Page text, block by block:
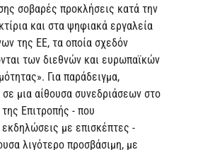
σοβαρές προκλήσεις κατά την
και στα ψηφιακά εργαλεία
της ΕΕ, τα οποία σχεδόν
των διεθνών και ευρωπαϊκών
Για παράδειγμα,
μια αίθουσα συνεδριάσεων στο
Επιτροπής - που
εκδηλώσεις με επισκέπτες -
λιγότερο προσβάσιμη, με